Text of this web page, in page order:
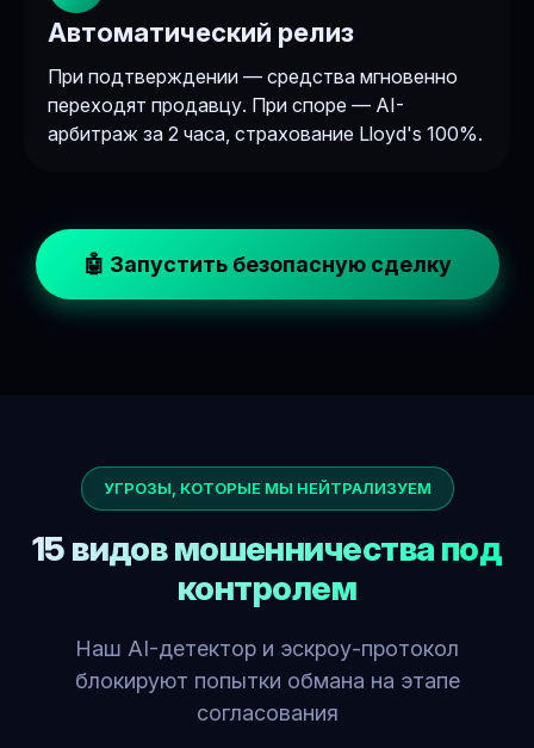
Автоматический релиз
При подтверждении — средства мгновенно
переходят продавцу. При споре — AI-
арбитраж за 2 часа, страхование Lloyd's 100%.
🤖 Запустить безопасную сделку
УГРОЗЫ, КОТОРЫЕ МЫ НЕЙТРАЛИЗУЕМ
15 видов мошенничества под
контролем
Наш AI-детектор и эскроу-протокол
блокируют попытки обмана на этапе
согласования